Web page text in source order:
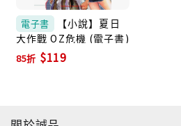
電子書
【小說】夏日
大作戰 OZ危機 (電子書)
85折 $119